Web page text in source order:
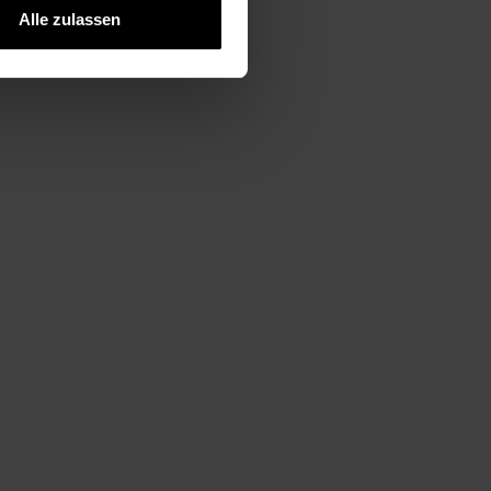
Alle zulassen